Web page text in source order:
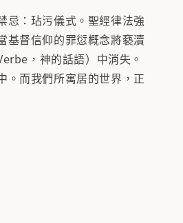
忌：玷污儀式。聖經律法強
基督信仰的罪愆概念將褻瀆
，神的話語）中消失。
。而我們所寓居的世界，正